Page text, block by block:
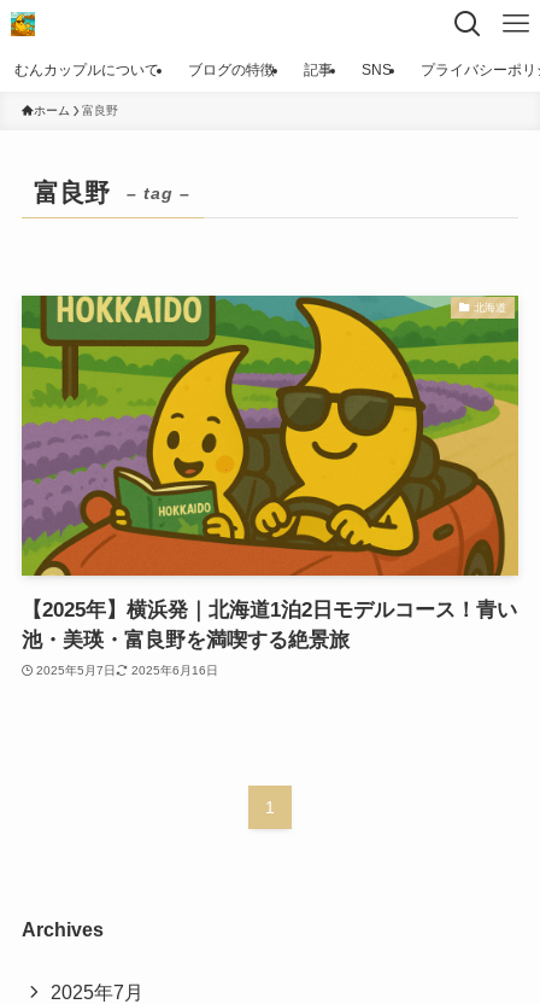
むんカップルについて ブログの特徴 記事 SNS プライバシーポリ
ホーム 富良野
富良野 – tag –
北海道
【2025年】横浜発｜北海道1泊2日モデルコース！青い
池・美瑛・富良野を満喫する絶景旅
2025年5月7日 2025年6月16日
1
Archives
2025年7月